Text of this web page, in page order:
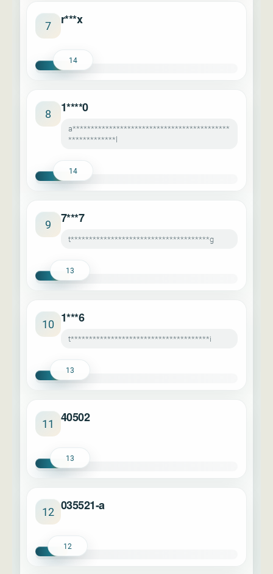
7 r***x
14
8 1****0
a*******************************************
*************l
14
9 7***7
t**************************************g
13
10 1***6
t**************************************i
13
11 40502
13
12 035521-a
12